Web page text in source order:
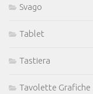
Svago
Tablet
Tastiera
Tavolette Grafiche